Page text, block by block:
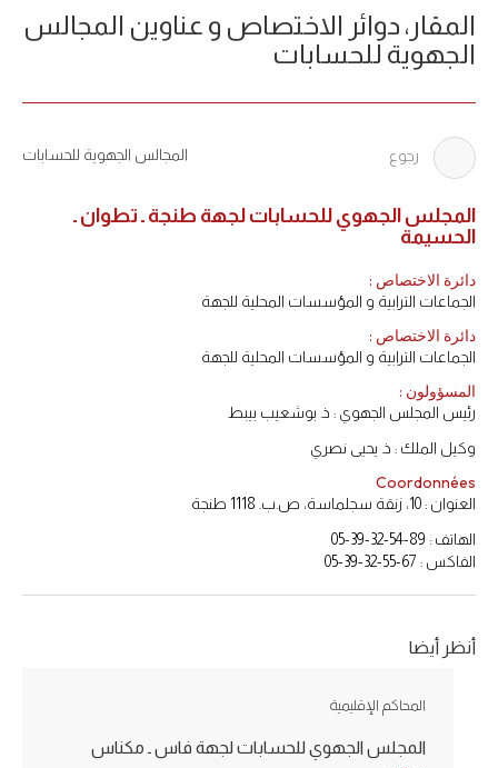
المقار، دوائر الاختصاص و عناوين المجالس
الجهوية للحسابات
رجوع المجالس الجهوية للحسابات
المجلس الجهوي للحسابات لجهة طنجة ـ تطوان ـ
الحسيمة
دائرة الاختصاص :
الجماعات الترابية و المؤسسات المحلية للجهة
دائرة الاختصاص :
الجماعات الترابية و المؤسسات المحلية للجهة
المسؤولون :
رئيس المجلس الجهوي : ذ. بوشعيب بيبط
وكيل الملك : ذ. يحيى نصري
Coordonnées
العنوان : 10، زنقة سجلماسة، ص.ب. 1118 طنجة
الهاتف : 89-54-32-39-05
الفاكس : 67-55-32-39-05
أنظر أيضا
المحاكم الإقليمية
المجلس الجهوي للحسابات لجهة فاس ـ مكناس